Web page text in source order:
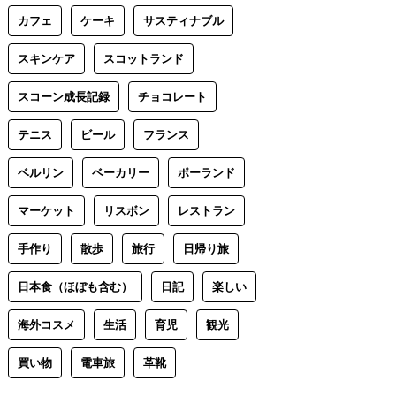
カフェ ケーキ サスティナブル
スキンケア スコットランド
スコーン成長記録 チョコレート
テニス ビール フランス
ベルリン ベーカリー ポーランド
マーケット リスボン レストラン
手作り 散歩 旅行 日帰り旅
日本食（ほぼも含む） 日記 楽しい
海外コスメ 生活 育児 観光
買い物 電車旅 革靴